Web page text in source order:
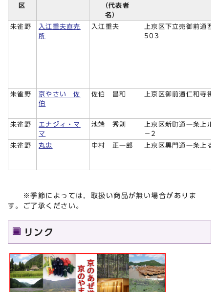
区
（代表者
名）
朱雀野
入江重夫直売
所
入江重夫
上京区下立売御前通西
503
朱雀野
京やさい 佐
伯
佐伯 昌和 上京区御前通仁和寺街
朱雀野
エナジィ・マ
マ
池端 秀則
上京区新町通一条上
－2
朱雀野
丸忠 中村 正一郎 上京区黒門通一条上る
※季節によっては，取扱い商品が無い場合がありま
す。ご了承ください。
リンク